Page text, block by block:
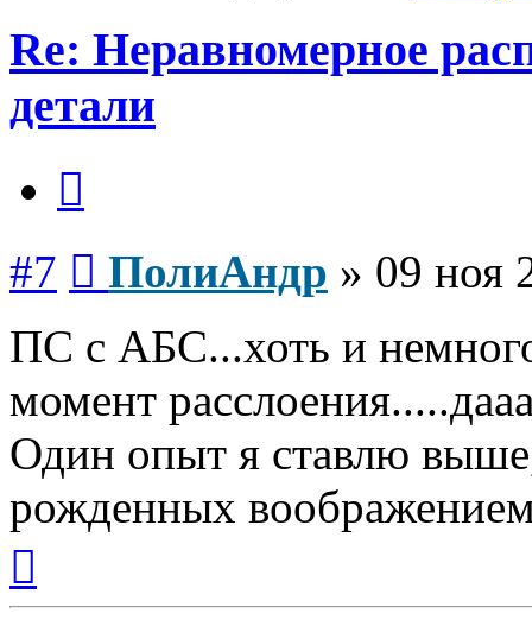
Re: Неравномерное
детали
#7 ПолиАндр » 09 ноя
ПС с АБС...хоть и
момент
Один опыт я ставлю
рожденных
началу